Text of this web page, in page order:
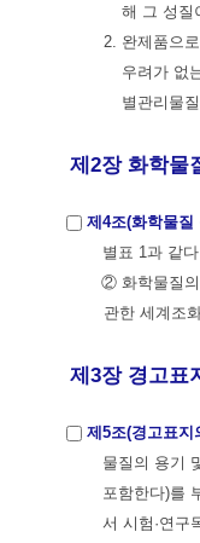
해 그 성질
2. 완제품으
우려가 없
별관리물
제2장 화학물
제4조(화학물질
별표 1과 같
② 화학물질의
관한 세계조
제3장 경고표
제5조(경고표지
물질의 용기
포함한다)를
서 시험·연구